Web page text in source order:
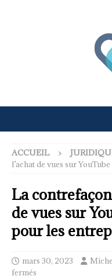
ACCUEIL
l’achat de vues sur
La
de vues sur
pour les
mars 30, 2023
fermés